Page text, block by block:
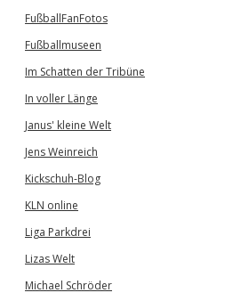
FußballFanFotos
Fußballmuseen
Im Schatten der Tribüne
In voller Länge
Janus' kleine Welt
Jens Weinreich
Kickschuh-Blog
KLN online
Liga Parkdrei
Lizas Welt
Michael Schröder